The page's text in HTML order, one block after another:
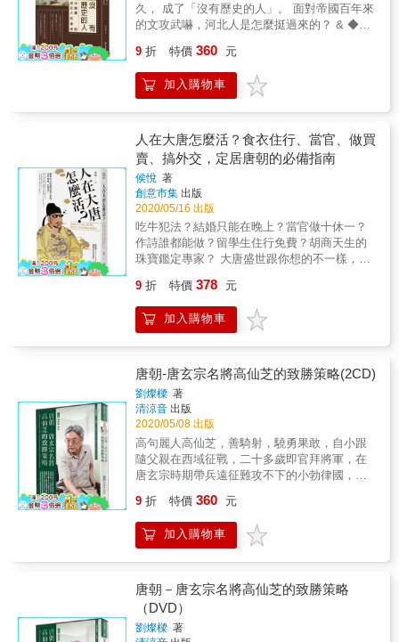
族生活品味的高潮。我們可以想像，這一群人
是園林豪宅主，也是城中名餐館的座上賓，更
特色 & ◎以白居易紀實詩、唐宋人士的亭／園
重現唐宋三百年洛陽牡丹花文化熱的盛況 ◎從
唐宋大文學名家的送別序文，破解飯館文化的
踪跡，以及文士使用雕版印刷術，改寫了中國
印刷史。 &
久， 成了「沒有歷史的人」。 面對帝國百年來
的文攻武嚇，河北人是怎麼挺過來的？ & ◆安
譁變，殺向洛陽和長安、皇帝出逃。從此，帝
國軍與安祿山軍周旋了八年。安祿山死後，安
軍換了三位頭領，仍與唐軍互打不已。但雙方
軍也制服不了安軍，形成僵局。最後唐方主動
罷兵，並撤離河北，河北從此成為安祿山死後
餘生部眾的勢力範圍。同時，八年戰爭期間，
有兩塊唐土也落到安軍部眾之手：一塊是今日
的山東省，另一塊是今日河南省西南部的蔡州
一帶，當時稱作「淮西地」。於是乎，內戰後
的帝國，有三處地方管治不了。特別是河北這
一塊，成為亂後七位皇帝的夢魘所在，亟思光
復。 & ◆河北自治體制的「河朔故事」 & 此後
的唐廷與河北三鎮，就處在一種關係不穩又曖
們則以河北主人自任，將這塊地盤視為八年內
戰的戰利品，府主可以傳之子孫，唐廷只能被
迫保證河朔子孫世襲帥職的特權。這無疑是河
成了政治文化慣例。「河朔故事」下的自治體
制，除了指河北人自行選帥之外，還意味著自
行募兵、賦稅，以及命官之權，獨立於唐廷之
外，唐廷不得干預。 & ◆醜化河北人的「帝國
文化工程師」 & 唐中晚期的河北人，在政治上
採取抵抗唐廷的立場，而橫遭兩京士大夫的醜
化，甚至污名化，讓忠於帝國的人對反抗者心
風潮。再加上寫史的權力操縱在唐代兩京士大
夫及其後代心儀者手中，於是兩京士大夫對河
北人的歧視意見被後代史家當事實看待，因而
國文化工程師」。這些文化菁英旨在形塑河北
人作為異族的集體形象，並在有裂縫的社會中
製造內部敵人，然後在應付失據後又不負責任
地一哄而散，如韓愈、元稹、劉禹錫、杜牧，
9 折 特價 360 元
加入購物車
人在大唐怎麼活？食衣住行、當官、做買
賣、搞外交，定居唐朝的必備指南
侯悅 著
創意市集 出版
2020/05/16 出版
吃牛犯法？結婚只能在晚上？當官做十休一？
作詩誰都能做？留學生住行免費？胡商天生的
珠寶鑑定專家？ 大唐盛世跟你想的不一樣，為
（台北大學人文學院院長） 敏鎬的黑特事務所
（人生自古誰不廢作者） 聯合推薦 「想到青樓
玩耍，有錢還不夠，你得有過人的才情」 「想
家蕩產」 「提著一大袋的錢沒用，想買房可不
是誰都可以」 「大唐瓷器、絲綢和文化驚豔全
世界，全靠留學生和遣唐使」 「律法森嚴，不
同級別人物犯罪，待遇可不同」 「女子白胖不
虛胖，肥而不膩，豐腴的時尚」& & 大唐，絕
對是一個氣勢恢宏、風姿綽約、口碑極佳的閃
亮時代。在這裡百姓們有著很多和我們不同的
生活習慣和規則。大到宵禁、市坊、城市規
劃；小到裝修規則、禮儀講究、吃穿、規矩繁
濟文化中心，吃喝玩樂少不了。大唐年輕人有
自己的玩法，這裡沒有Line、whatsapp，但不
缺段子手；沒有電腦遊戲，卻可呼朋引伴行酒
令；沒有籃球棒球，但可騎馬射箭打馬球。順
便一提，在大唐時尚圈裡，得克制你的購物
欲，進口的、國產的應有盡有，分分鐘傾家蕩
產。& 從基本的社會常識開始，延伸到政治、
9 折 特價 378 元
加入購物車
唐朝-唐玄宗名將高仙芝的致勝策略(2CD)
劉燦樑 著
清涼音 出版
2020/05/08 出版
高句麗人高仙芝，善騎射，驍勇果敢，自小跟
隨父親在西域征戰，二十多歲即官拜將軍，在
唐玄宗時期帶兵遠征難攻不下的小勃律國，打
域，讓西域各國皆向唐朝俯首稱臣。究竟高仙
芝是如何在一千二百多年前突破資源及地理環
境的限制達成勝利，完成這近乎不可能的任務
9 折 特價 360 元
加入購物車
唐朝－唐玄宗名將高仙芝的致勝策略
（DVD）
劉燦樑 著